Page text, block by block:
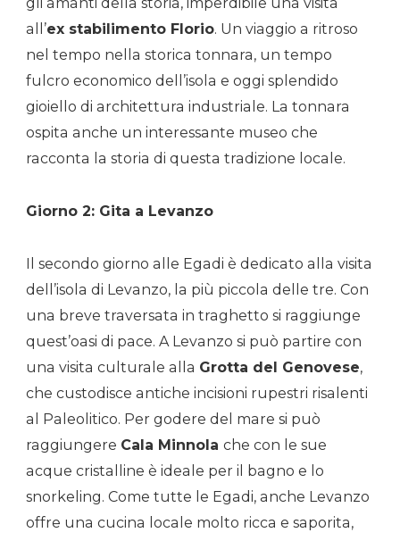
all’ex stabilimento Florio. Un viaggio a ritroso
nel tempo nella storica tonnara, un tempo
fulcro economico dell’isola e oggi splendido
gioiello di architettura industriale. La tonnara
ospita anche un interessante museo che
racconta la storia di questa tradizione locale.
Giorno 2: Gita a Levanzo
Il secondo giorno alle Egadi è dedicato alla visita
dell’isola di Levanzo, la più piccola delle tre. Con
una breve traversata in traghetto si raggiunge
quest’oasi di pace. A Levanzo si può partire con
una visita culturale alla Grotta del Genovese,
che custodisce antiche incisioni rupestri risalenti
al Paleolitico. Per godere del mare si può
raggiungere Cala Minnola che con le sue
acque cristalline è ideale per il bagno e lo
snorkeling. Come tutte le Egadi, anche Levanzo
offre una cucina locale molto ricca e saporita,